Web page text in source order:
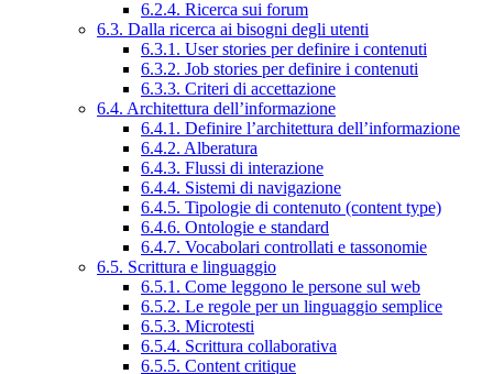
6.2.4. Ricerca sui forum
6.3. Dalla ricerca ai bisogni degli utenti
6.3.1. User stories per definire i contenuti
6.3.2. Job stories per definire i contenuti
6.3.3. Criteri di accettazione
6.4. Architettura dell’informazione
6.4.1. Definire l’architettura dell’informazione
6.4.2. Alberatura
6.4.3. Flussi di interazione
6.4.4. Sistemi di navigazione
6.4.5. Tipologie di contenuto (content type)
6.4.6. Ontologie e standard
6.4.7. Vocabolari controllati e tassonomie
6.5. Scrittura e linguaggio
6.5.1. Come leggono le persone sul web
6.5.2. Le regole per un linguaggio semplice
6.5.3. Microtesti
6.5.4. Scrittura collaborativa
6.5.5. Content critique